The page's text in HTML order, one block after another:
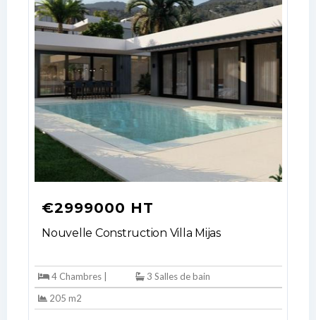
€2999000 HT
Nouvelle Construction Villa Mijas
4 Chambres |
3 Salles de bain
205 m2